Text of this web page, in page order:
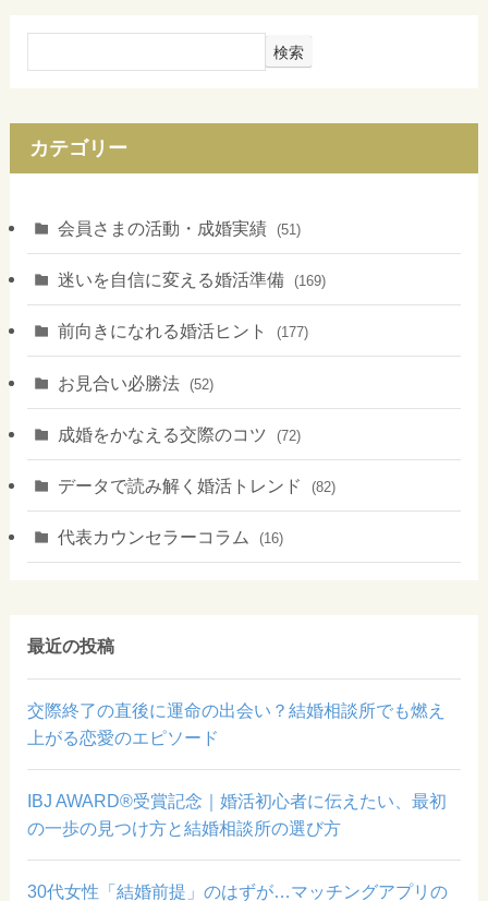
検索
カテゴリー
会員さまの活動・成婚実績 (51)
迷いを自信に変える婚活準備 (169)
前向きになれる婚活ヒント (177)
お見合い必勝法 (52)
成婚をかなえる交際のコツ (72)
データで読み解く婚活トレンド (82)
代表カウンセラーコラム (16)
最近の投稿
交際終了の直後に運命の出会い？結婚相談所でも燃え
上がる恋愛のエピソード
IBJ AWARD®受賞記念｜婚活初心者に伝えたい、最初
の一歩の見つけ方と結婚相談所の選び方
30代女性「結婚前提」のはずが…マッチングアプリの